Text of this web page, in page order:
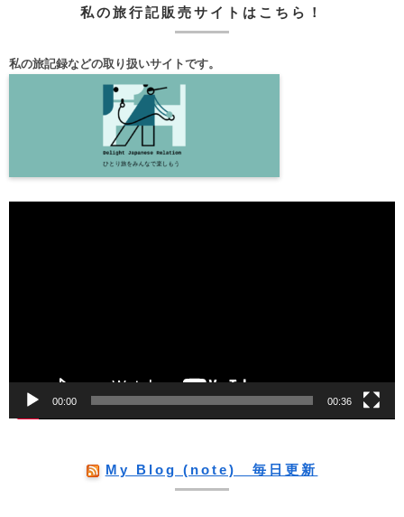
私の旅行記販売サイトはこちら！
私の旅記録などの取り扱いサイトです。
00:00 00:36
My Blog (note) 毎日更新